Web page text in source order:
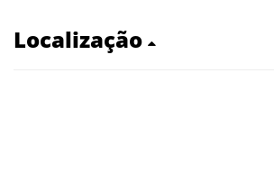
Localização